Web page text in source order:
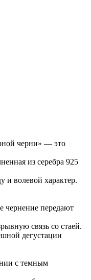
черни» — это
из серебра 925
и волевой характер.
чернение передают
связь со стаей.
дегустации
с темным